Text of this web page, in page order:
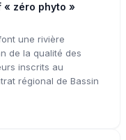
« zéro phyto »
une rivière
de la qualité des
inscrits au
régional de Bassin